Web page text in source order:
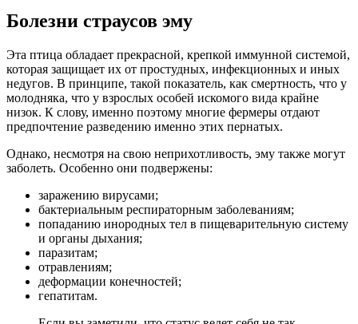
Болезни страусов эму
Эта птица обладает прекрасной, крепкой иммунной системой,
которая защищает их от простудных, инфекционных и иных
недугов. В принципе, такой показатель, как смертность, что у
молодняка, что у взрослых особей искомого вида крайне
низок. К слову, именно поэтому многие фермеры отдают
предпочтение разведению именно этих пернатых.
Однако, несмотря на свою неприхотливость, эму также могут
заболеть. Особенно они подвержены:
заражению вирусами;
бактериальным респираторным заболеваниям;
попаданию инородных тел в пищеварительную систему
и органы дыхания;
паразитам;
отравлениям;
деформации конечностей;
гепатитам.